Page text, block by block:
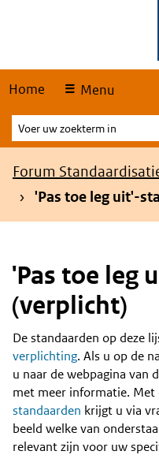
Home Menu
Voer
uw
zoekterm
Kruimelpad
Forum
'Pas toe leg uit'-
'Pas toe leg
(verplicht)
Content
De standaarden op deze
verplichting. Als u op de
u naar de webpagina van
met meer informatie. Met
standaarden krijgt u via
beeld welke van
relevant zijn voor uw